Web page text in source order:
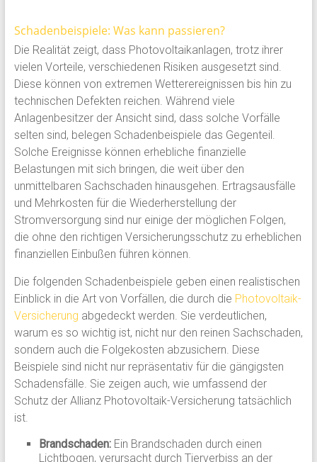
Schadenbeispiele: Was kann passieren?
Die Realität zeigt, dass Photovoltaikanlagen, trotz ihrer
vielen Vorteile, verschiedenen Risiken ausgesetzt sind.
Diese können von extremen Wetterereignissen bis hin zu
technischen Defekten reichen. Während viele
Anlagenbesitzer der Ansicht sind, dass solche Vorfälle
selten sind, belegen Schadenbeispiele das Gegenteil.
Solche Ereignisse können erhebliche finanzielle
Belastungen mit sich bringen, die weit über den
unmittelbaren Sachschaden hinausgehen. Ertragsausfälle
und Mehrkosten für die Wiederherstellung der
Stromversorgung sind nur einige der möglichen Folgen,
die ohne den richtigen Versicherungsschutz zu erheblichen
finanziellen Einbußen führen können.
Die folgenden Schadenbeispiele geben einen realistischen
Einblick in die Art von Vorfällen, die durch die Photovoltaik-
Versicherung abgedeckt werden. Sie verdeutlichen,
warum es so wichtig ist, nicht nur den reinen Sachschaden,
sondern auch die Folgekosten abzusichern. Diese
Beispiele sind nicht nur repräsentativ für die gängigsten
Schadensfälle. Sie zeigen auch, wie umfassend der
Schutz der Allianz Photovoltaik-Versicherung tatsächlich
ist.
Brandschaden:Ein Brandschaden durch einen
Lichtbogen, verursacht durch Tierverbiss an der